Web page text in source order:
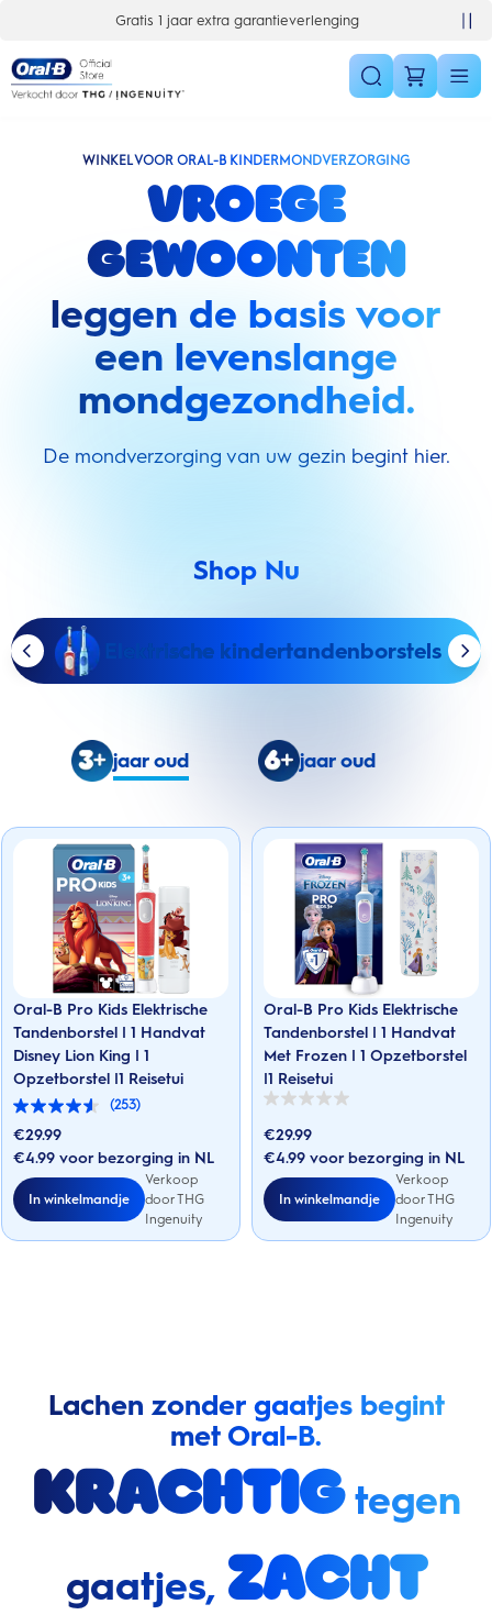
10% korting op je 1e bestelling
WINKEL VOOR ORAL-B KINDERMONDVERZORGING
Vroege
gewoonten
leggen de basis voor
een levenslange
mondgezondheid.
De mondverzorging van uw gezin begint hier.
Shop Nu
Elektrische kindertandenborstels
jaar oud jaar oud
Oral-B Pro Kids Elektrische
Tandenborstel | 1 Handvat
Disney Lion King | 1
Opzetborstel |1 Reisetui
(253)
4.5
van
5
sterren.
253
beoordelingen
€29.99
€4.99 voor bezorging in NL
In winkelmandje
Verkoop
door THG
Ingenuity
Oral-B Pro Kids Elektrische
Tandenborstel | 1 Handvat
Met Frozen | 1 Opzetborstel
|1 Reisetui
0.0
de
5
€29.99
€4.99 voor bezorging in NL
In winkelmandje
Verkoop
door THG
Ingenuity
Lachen zonder gaatjes begint
met Oral-B.
Krachtigtegen
gaatjes, zacht